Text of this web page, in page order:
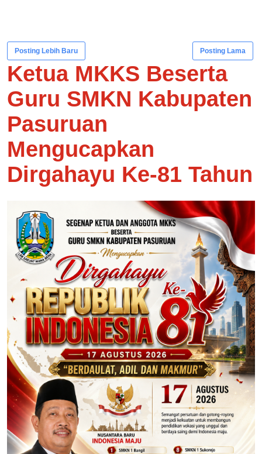
Posting Lebih Baru Posting Lama
Ketua MKKS Beserta
Guru SMKN Kabupaten
Pasuruan
Mengucapkan
Dirgahayu Ke-81 Tahun